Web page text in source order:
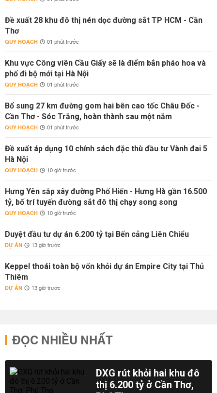
Đề xuất 28 khu đô thị nén dọc đường sắt TP HCM - Cần
Thơ
QUY HOẠCH 01 phút trước
Khu vực Công viên Cầu Giấy sẽ là điểm bắn pháo hoa và
phố đi bộ mới tại Hà Nội
QUY HOẠCH 01 phút trước
Bổ sung 27 km đường gom hai bên cao tốc Châu Đốc -
Cần Thơ - Sóc Trăng, hoàn thành sau một năm
QUY HOẠCH 01 phút trước
Đề xuất áp dụng 10 chính sách đặc thù đầu tư Vành đai 5
Hà Nội
QUY HOẠCH 10 giờ trước
Hưng Yên sắp xây đường Phố Hiến - Hưng Hà gần 16.500
tỷ, bố trí tuyến đường sắt đô thị chạy song song
QUY HOẠCH 10 giờ trước
Duyệt đầu tư dự án 6.200 tỷ tại Bến cảng Liên Chiểu
DỰ ÁN 13 giờ trước
Keppel thoái toàn bộ vốn khỏi dự án Empire City tại Thủ
Thiêm
DỰ ÁN 13 giờ trước
ĐỌC NHIỀU NHẤT
DXG rút khỏi hai khu đô
thị 6.200 tỷ ở Cần Thơ,